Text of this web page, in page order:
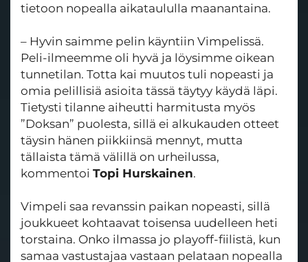
tietoon nopealla aikataululla maanantaina.
– Hyvin saimme pelin käyntiin Vimpelissä.
Peli-ilmeemme oli hyvä ja löysimme oikean
tunnetilan. Totta kai muutos tuli nopeasti ja
omia pelillisiä asioita tässä täytyy käydä läpi.
Tietysti tilanne aiheutti harmitusta myös
”Doksan” puolesta, sillä ei alkukauden otteet
täysin hänen piikkiinsä mennyt, mutta
tällaista tämä välillä on urheilussa,
kommentoi Topi Hurskainen.
Vimpeli saa revanssin paikan nopeasti, sillä
joukkueet kohtaavat toisensa uudelleen heti
torstaina. Onko ilmassa jo playoff-fiilistä, kun
samaa vastustajaa vastaan pelataan nopealla